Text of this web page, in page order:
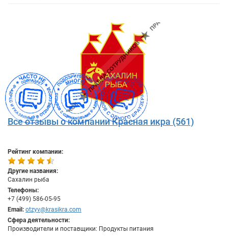
Все отзывы о компании Красная икра (561)
Рейтинг компании:
Другие названия:
Сахалин рыба
Телефоны:
+7 (499) 586-05-95
Email: otzyv@krasikra.com
Сфера деятельности:
Производители и поставщики: Продукты питания